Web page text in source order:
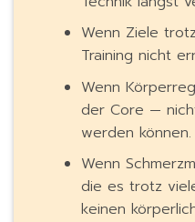
Wenn Ziele
Training nicht
Wenn
der Core —
werden können.
Wenn
die es trotz
keinen